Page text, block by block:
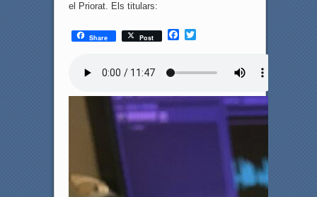
el Priorat. Els titulars:
Share Post
F
o
T
r